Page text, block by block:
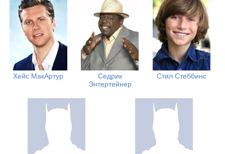
Хейс МакАртур
Седрик
Энтертейнер
Стил Стеббинс